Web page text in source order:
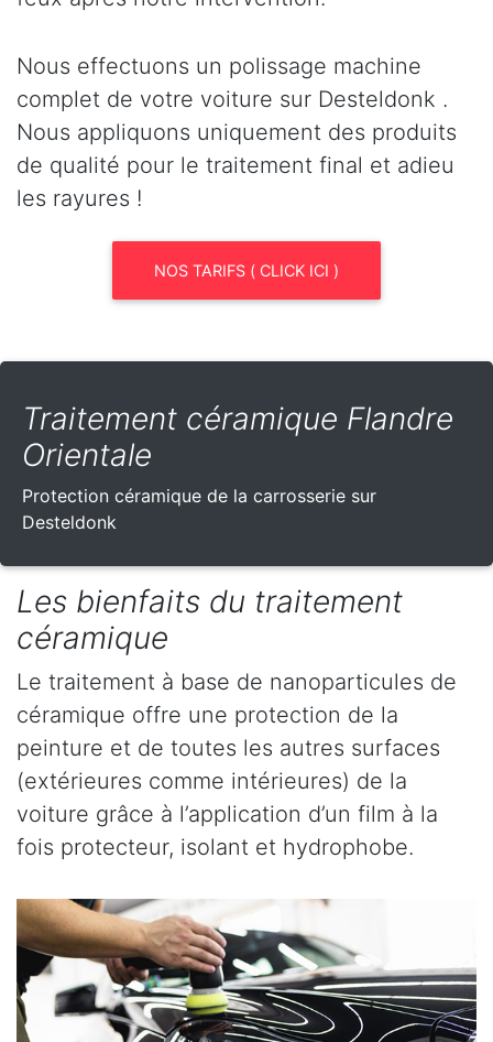
Nous effectuons un polissage machine
complet de votre voiture sur Desteldonk .
Nous appliquons uniquement des produits
de qualité pour le traitement final et adieu
les rayures !
NOS TARIFS ( CLICK ICI )
Traitement céramique Flandre
Orientale
Protection céramique de la carrosserie sur
Desteldonk
Les bienfaits du traitement
céramique
Le traitement à base de nanoparticules de
céramique offre une protection de la
peinture et de toutes les autres surfaces
(extérieures comme intérieures) de la
voiture grâce à l’application d’un film à la
fois protecteur, isolant et hydrophobe.